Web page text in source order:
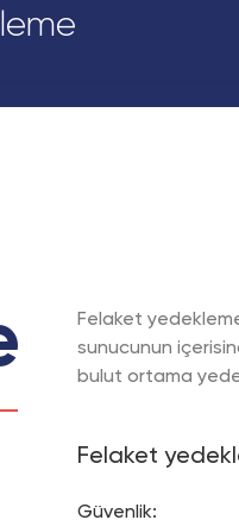
Felaket
sunucunun
bulut ortama
Felaket
Güvenlik: